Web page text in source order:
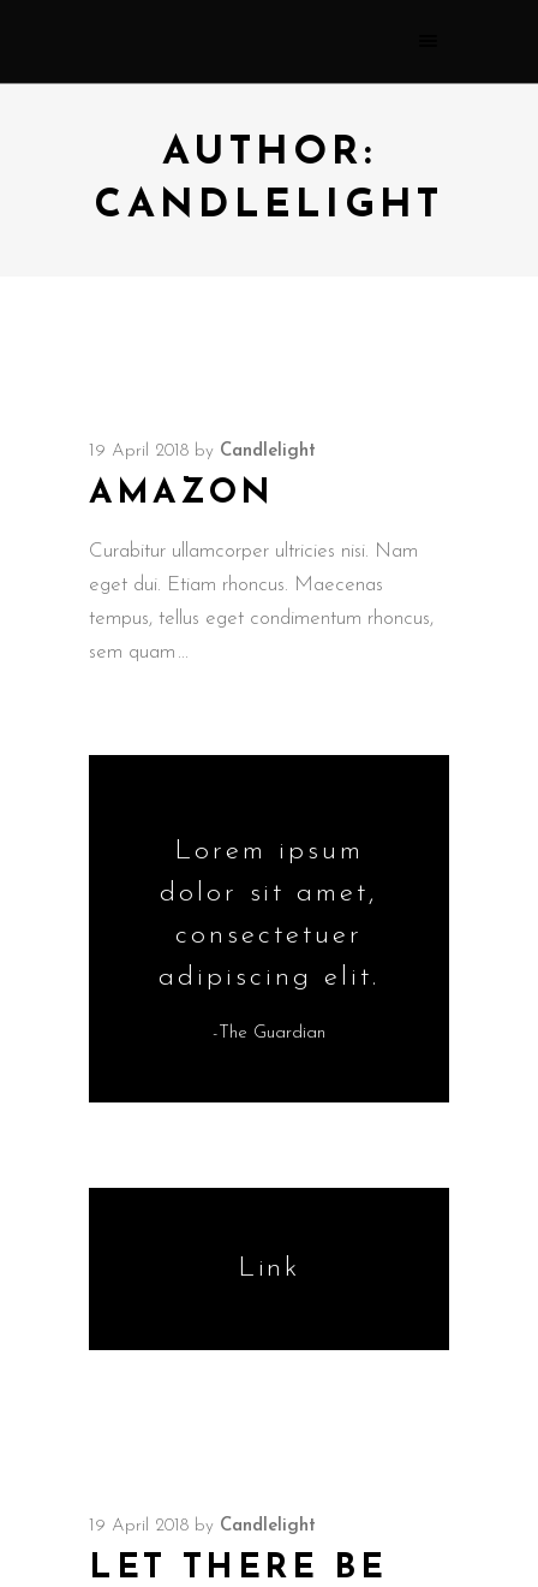
AUTHOR:
CANDLELIGHT
19 April 2018 by Candlelight
AMAZON
Curabitur ullamcorper ultricies nisi. Nam
eget dui. Etiam rhoncus. Maecenas
tempus, tellus eget condimentum rhoncus,
sem quam
Lorem ipsum
dolor sit amet,
consectetuer
adipiscing elit.
-The Guardian
Link
19 April 2018 by Candlelight
LET THERE BE